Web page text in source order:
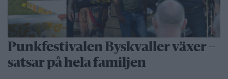
Punkfestivalen Byskvaller växer –
satsar på hela familjen